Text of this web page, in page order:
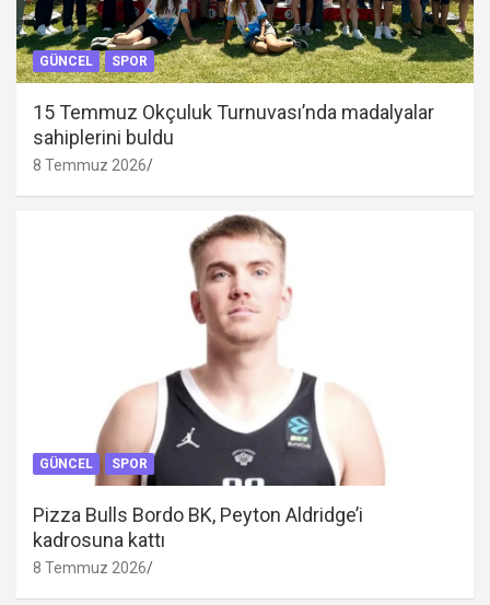
GÜNCEL SPOR
15 Temmuz Okçuluk Turnuvası’nda madalyalar
sahiplerini buldu
8 Temmuz 2026
GÜNCEL SPOR
Pizza Bulls Bordo BK, Peyton Aldridge’i
kadrosuna kattı
8 Temmuz 2026